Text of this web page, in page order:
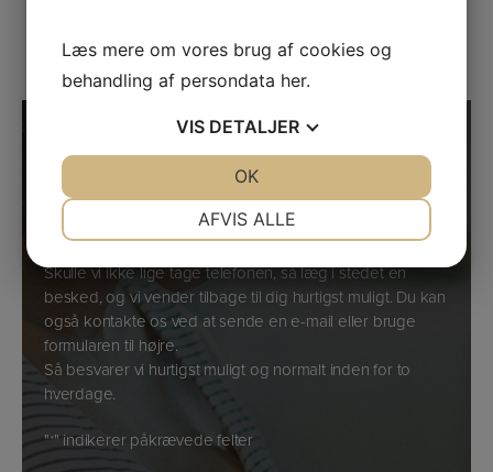
Find vej
Har du spørgsmål?
Kontakt os nu
Ring til Kasper og Kim på telefon33 24 02 10
spørgsmål til vores vægte.
Skulle vi ikke lige tage telefonen, så læg i stedet en
besked, og vi vender tilbage til dig hurtigst muligt. Du kan
også kontakte os ved at sende en e-mail eller bruge
formularen til højre.
Så besvarer vi hurtigst muligt og normalt inden for to
hverdage.
"*" indikerer påkrævede felter
Læs mere om vores brug af cookies og
behandling af persondata her.
VIS DETALJER
MARKETING STATISTIK
AFVIS ALLE
OK